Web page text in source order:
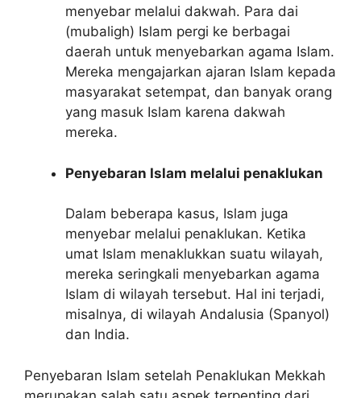
menyebar melalui dakwah. Para dai
(mubaligh) Islam pergi ke berbagai
daerah untuk menyebarkan agama Islam.
Mereka mengajarkan ajaran Islam kepada
masyarakat setempat, dan banyak orang
yang masuk Islam karena dakwah
mereka.
Penyebaran Islam melalui penaklukan
Dalam beberapa kasus, Islam juga
menyebar melalui penaklukan. Ketika
umat Islam menaklukkan suatu wilayah,
mereka seringkali menyebarkan agama
Islam di wilayah tersebut. Hal ini terjadi,
misalnya, di wilayah Andalusia (Spanyol)
dan India.
Penyebaran Islam setelah Penaklukan Mekkah